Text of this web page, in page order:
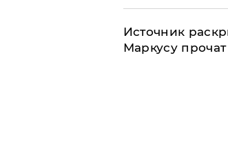
​Источник
Маркусу